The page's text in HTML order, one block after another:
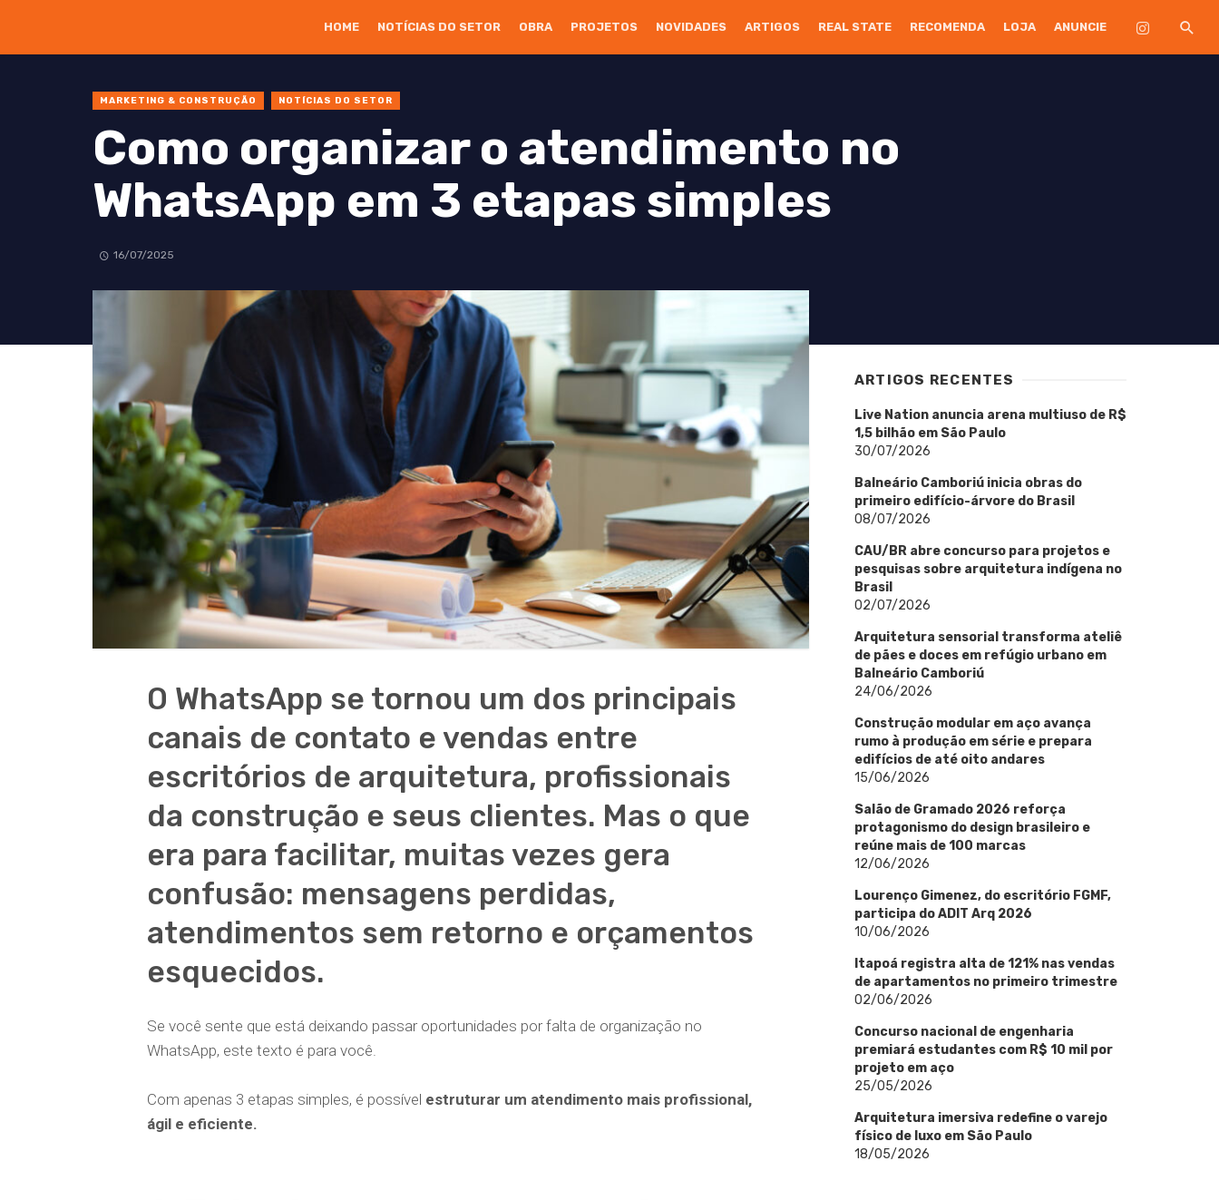
HOME NOTÍCIAS DO SETOR OBRA PROJETOS NOVIDADES ARTIGOS REAL STATE RECOMENDA LOJA ANUNCIE
MARKETING & CONSTRUÇÃO NOTÍCIAS DO SETOR
Como organizar o atendimento no
WhatsApp em 3 etapas simples
16/07/2025
O WhatsApp se tornou um dos principais
canais de contato e vendas entre
escritórios de arquitetura, profissionais
da construção e seus clientes. Mas o que
era para facilitar, muitas vezes gera
confusão: mensagens perdidas,
atendimentos sem retorno e orçamentos
esquecidos.
Se você sente que está deixando passar oportunidades por falta de organização no
WhatsApp, este texto é para você.
Com apenas 3 etapas simples, é possível estruturar um atendimento mais profissional,
ágil e eficiente.
ARTIGOS RECENTES
Live Nation anuncia arena multiuso de R$
1,5 bilhão em São Paulo
30/07/2026
Balneário Camboriú inicia obras do
primeiro edifício-árvore do Brasil
08/07/2026
CAU/BR abre concurso para projetos e
pesquisas sobre arquitetura indígena no
Brasil
02/07/2026
Arquitetura sensorial transforma ateliê
de pães e doces em refúgio urbano em
Balneário Camboriú
24/06/2026
Construção modular em aço avança
rumo à produção em série e prepara
edifícios de até oito andares
15/06/2026
Salão de Gramado 2026 reforça
protagonismo do design brasileiro e
reúne mais de 100 marcas
12/06/2026
Lourenço Gimenez, do escritório FGMF,
participa do ADIT Arq 2026
10/06/2026
Itapoá registra alta de 121% nas vendas
de apartamentos no primeiro trimestre
02/06/2026
Concurso nacional de engenharia
premiará estudantes com R$ 10 mil por
projeto em aço
25/05/2026
Arquitetura imersiva redefine o varejo
físico de luxo em São Paulo
18/05/2026